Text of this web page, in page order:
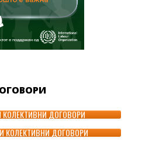
ДОГОВОРИ
КОЛЕКТИВНИ ДОГОВОРИ